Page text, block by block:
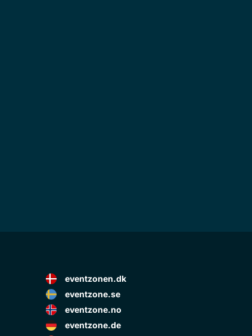
eventzonen.dk
eventzone.se
eventzone.no
eventzone.de